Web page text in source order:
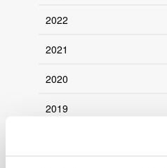
2022
2021
2020
2019